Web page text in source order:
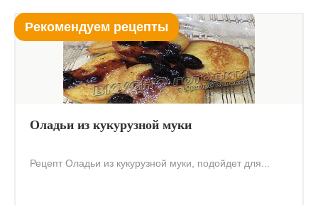
Рекомендуем рецепты
Оладьи из кукурузной муки
Рецепт Оладьи из кукурузной муки, подойдет для...